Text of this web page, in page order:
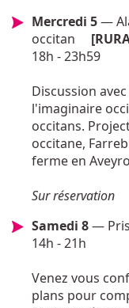
Mercredi 5—
occitan
18h - 23h59
Discussion
l'imaginaire
occitans.
occitane,
ferme en
Sur réservation
Samedi 8—
14h - 21h
Venez vous
plans pour